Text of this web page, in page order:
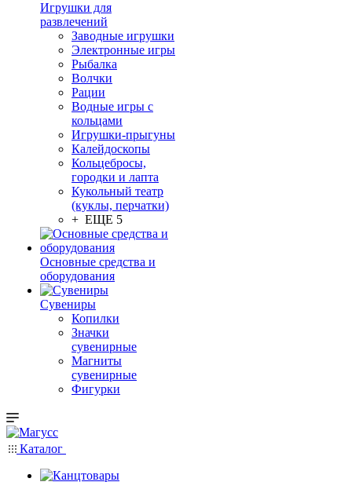
Игрушки для
развлечений
Заводные игрушки
Электронные игры
Рыбалка
Волчки
Рации
Водные игры с
кольцами
Игрушки-прыгуны
Калейдоскопы
Кольцебросы,
городки и лапта
Кукольный театр
(куклы, перчатки)
+ ЕЩЕ 5
Основные средства и
оборудования
Сувениры
Копилки
Значки
сувенирные
Магниты
сувенирные
Фигурки
Каталог